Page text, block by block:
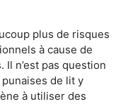
plus de risques
à cause de
Il n’est pas question
de lit y
à utiliser des